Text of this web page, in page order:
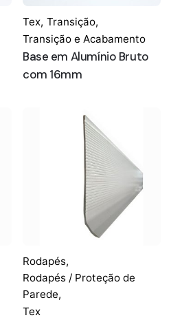
Tex, Transição,
Transição e Acabamento
Base em Alumínio Bruto
com 16mm
Rodapés,
Rodapés / Proteção de
Parede,
Tex